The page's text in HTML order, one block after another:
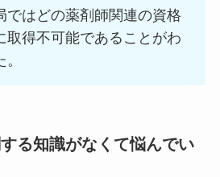
ではどの薬剤師関連の資格
取得不可能であることがわ
る知識がなくて悩んでい